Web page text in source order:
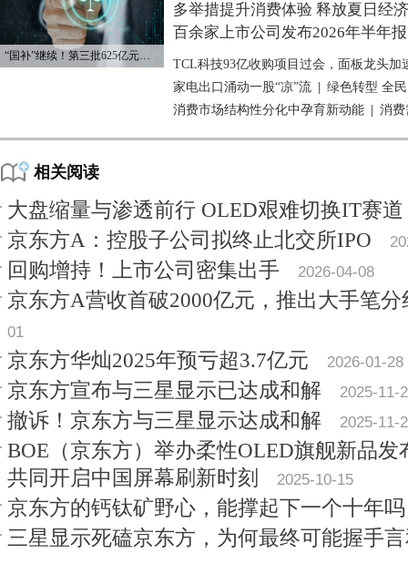
“国补”继续！第三批625亿元资金已下达
多举措提升消费体验 释放夏日经
百余家上市公司发布2026年半年报
TCL科技93亿收购项目过会，面板龙头加
家电出口涌动一股“凉”流
绿色转型 全
消费市场结构性分化中孕育新动能
消费
相关阅读
大盘缩量与渗透前行 OLED艰难切换IT赛道
京东方A：控股子公司拟终止北交所IPO
回购增持！上市公司密集出手 2026-04-08
京东方A营收首破2000亿元，推出大手笔
01
京东方华灿2025年预亏超3.7亿元 2026-01-28
京东方宣布与三星显示已达成和解 2025-11-
撤诉！京东方与三星显示达成和解 2025-11-
BOE（京东方）举办柔性OLED旗舰新品发
共同开启中国屏幕刷新时刻
2025-10-15
京东方的钙钛矿野心，能撑起下一个十年
三星显示死磕京东方，为何最终可能握手